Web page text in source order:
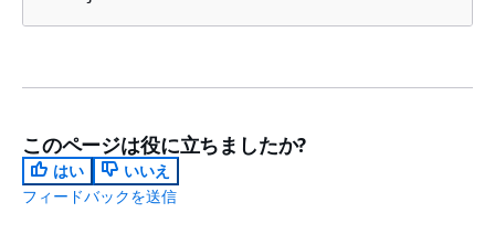
このページは役に立ちましたか?
はい
いいえ
フィードバックを送信